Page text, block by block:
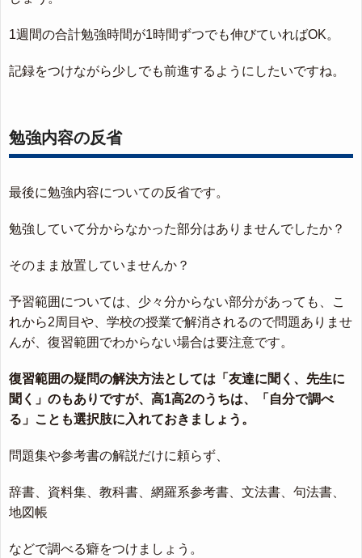
1週間の合計勉強時間が1時間ずつでも伸びていればOK。
記録をつけながら少しでも前進するようにしたいですね。
勉強内容の反省
最後に勉強内容についての反省です。
勉強していて分からなかった部分はありませんでしたか？
そのまま放置していませんか？
予習範囲については、少々分からない部分があっても、こ
れから2周目や、学校の授業で解消されるので問題ありませ
んが、復習範囲でわからない場合は要注意です。
復習範囲の疑問の解決方法としては「友達に聞く、先生に
聞く」のもありですが、高1高2のうちは、「自分で調べ
る」ことも選択肢に入れておきましょう。
問題集や参考書の解説だけに頼らず、
辞書、資料集、教科書、網羅系参考書、文法書、句法書、
地図帳
などで調べる癖をつけましょう。